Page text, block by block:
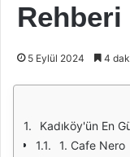
Rehberi
5 Eylül 2024 4
Kadıköy'ün En
1. Cafe Nero